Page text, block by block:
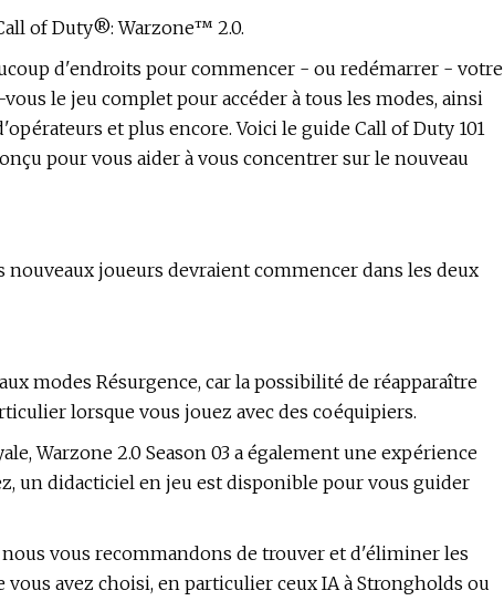
of Duty®: Warzone™ 2.0.
d'endroits pour commencer - ou redémarrer - votre
le jeu complet pour accéder à tous les modes, ainsi
et plus encore. Voici le guide Call of Duty 101
pour vous aider à vous concentrer sur le nouveau
joueurs devraient commencer dans les deux
modes Résurgence, car la possibilité de réapparaître
lorsque vous jouez avec des coéquipiers.
Warzone 2.0 Season 03 a également une expérience
un didacticiel en jeu est disponible pour vous guider
vous recommandons de trouver et d'éliminer les
avez choisi, en particulier ceux IA à Strongholds ou